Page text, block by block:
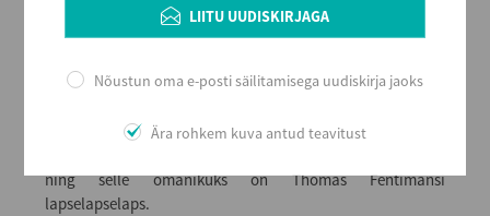
terasepudeldaja, kelle poole pöördus aastal 1905
laenupalvega kohalik kaupmees. Sõlmiti leping ning
Kaupmees laenu tagasi ei maksnud ja nii sai Thomasest
kiiresti populaarseks, pereäri laienes ning avati mitu
ning selle omanikuks on Thomas Fentimansi
lapselapselaps.
LIITU UUDISKIRJAGA
Nõustun oma e-posti säilitamisega uudiskirja jaoks
Ära rohkem kuva antud teavitust